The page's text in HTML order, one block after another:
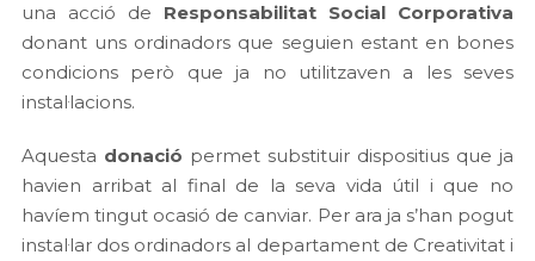
una acció de Responsabilitat Social Corporativa
donant uns ordinadors que seguien estant en bones
condicions però que ja no utilitzaven a les seves
instal·lacions.
Aquesta donació permet substituir dispositius que ja
havien arribat al final de la seva vida útil i que no
havíem tingut ocasió de canviar. Per ara ja s’han pogut
instal·lar dos ordinadors al departament de Creativitat i